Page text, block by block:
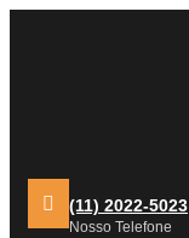
(11) 2022-5023
Nosso Telefone